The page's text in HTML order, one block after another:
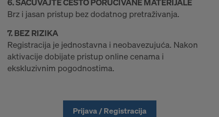
p
u
6. SAČUVAJTE ČESTO PORUČIVANE MATERIJALE
Brz i jasan pristup bez dodatnog pretraživanja.
7. BEZ RIZIKA
Registracija je jednostavna i neobavezujuća. Nakon
aktivacije dobijate pristup online cenama i
ekskluzivnim pogodnostima.
Prijava / Registracija